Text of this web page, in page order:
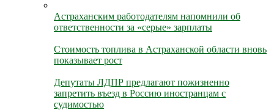
Астраханским работодателям напомнили об
ответственности за «серые» зарплаты
Стоимость топлива в Астраханской области вновь
показывает рост
Депутаты ЛДПР предлагают пожизненно
запретить въезд в Россию иностранцам с
судимостью